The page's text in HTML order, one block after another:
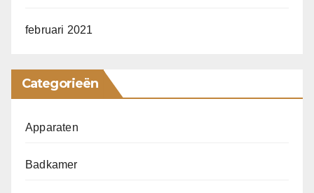
februari 2021
Categorieën
Apparaten
Badkamer